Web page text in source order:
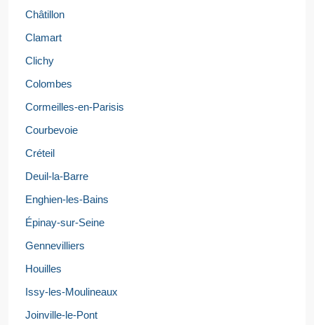
Châtillon
Clamart
Clichy
Colombes
Cormeilles-en-Parisis
Courbevoie
Créteil
Deuil-la-Barre
Enghien-les-Bains
Épinay-sur-Seine
Gennevilliers
Houilles
Issy-les-Moulineaux
Joinville-le-Pont